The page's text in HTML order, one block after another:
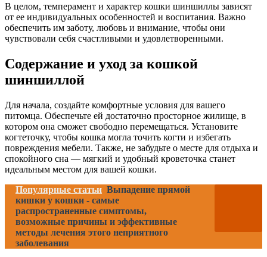
В целом, темперамент и характер кошки шиншиллы зависят
от ее индивидуальных особенностей и воспитания. Важно
обеспечить им заботу, любовь и внимание, чтобы они
чувствовали себя счастливыми и удовлетворенными.
Содержание и уход за кошкой
шиншиллой
Для начала, создайте комфортные условия для вашего
питомца. Обеспечьте ей достаточно просторное жилище, в
котором она сможет свободно перемещаться. Установите
когтеточку, чтобы кошка могла точить когти и избегать
повреждения мебели. Также, не забудьте о месте для отдыха и
спокойного сна — мягкий и удобный кроветочка станет
идеальным местом для вашей кошки.
Популярные статьи Выпадение прямой
кишки у кошки - самые
распространенные симптомы,
возможные причины и эффективные
методы лечения этого неприятного
заболевания